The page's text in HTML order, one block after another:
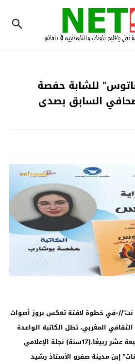
للشابة حفصة
السابق بصدى
نت”//-في خطوة لافتة تعكس بروز أصوات
المغربي، تطل الكاتبة الواعدة
حفصة بوشارب، ذات السبعة عشر ربيعًا،(17سنة) نجلة الإعلامي
إبن مدينة صفرو الأستاذ رشيد